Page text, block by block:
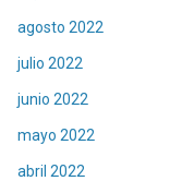
agosto 2022
julio 2022
junio 2022
mayo 2022
abril 2022